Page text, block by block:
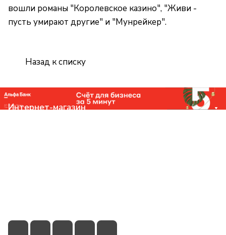
вошли романы "Королевское казино", "Живи -
пусть умирают другие" и "Мунрейкер".
Назад к списку
Интернет-магазин